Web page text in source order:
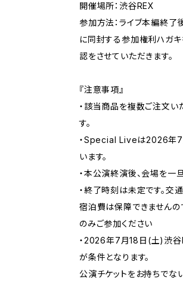
開催場所：渋谷REX
参加方法：ライブ本編終了
に同封する参加権利ハガ
認をさせていただきます。
『注意事項』
・該当商品を複数ご注文い
す。
・Special Liveは2026年
います。
・本公演終演後、会場を一
・終了時刻は未定です。交
宿泊費は保障できませんの
のみご参加ください
・2026年7月18日(土)渋谷
が条件となります。
公演チケットをお持ちでな